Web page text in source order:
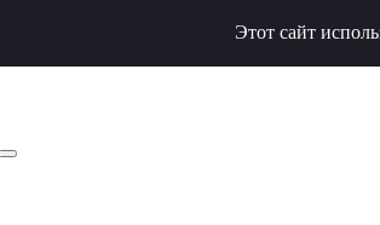
Этот сайт